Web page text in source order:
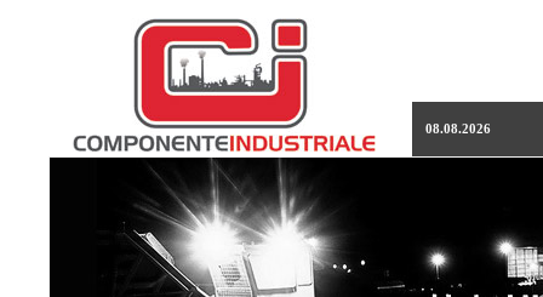
08.08.2026